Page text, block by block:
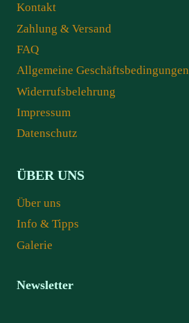
Kontakt
Zahlung & Versand
FAQ
Allgemeine Geschäftsbedingungen
Widerrufsbelehrung
Impressum
Datenschutz
ÜBER UNS
Über uns
Info & Tipps
Galerie
Newsletter